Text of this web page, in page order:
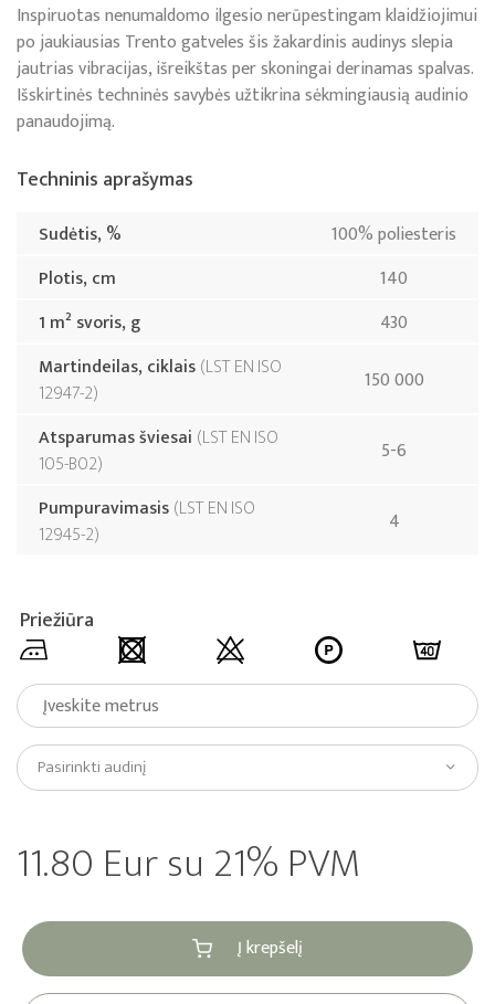
Inspiruotas nenumaldomo ilgesio nerūpestingam klaidžiojimui
po jaukiausias Trento gatveles šis žakardinis audinys slepia
jautrias vibracijas, išreikštas per skoningai derinamas spalvas.
Išskirtinės techninės savybės užtikrina sėkmingiausią audinio
panaudojimą.
Techninis aprašymas
Sudėtis, %
100% poliesteris
Plotis, cm
140
1 m² svoris, g
430
Martindeilas, ciklais LST EN ISO
12947-2
150 000
Atsparumas šviesai LST EN ISO
105-B02
5-6
Pumpuravimasis LST EN ISO
12945-2
4
Priežiūra
Pasirinkti audinį
11.80 Eur su 21% PVM
Į krepšelį